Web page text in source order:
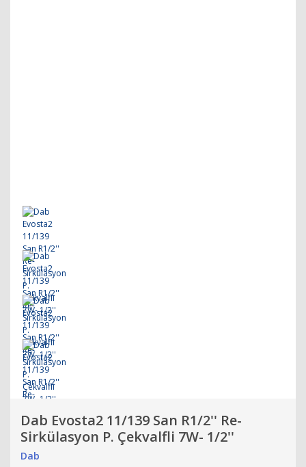
Dab Evosta2 11/139 San R1/2'' Re-
Sirkülasyon P. Çekvalfli 7W- 1/2''
Dab